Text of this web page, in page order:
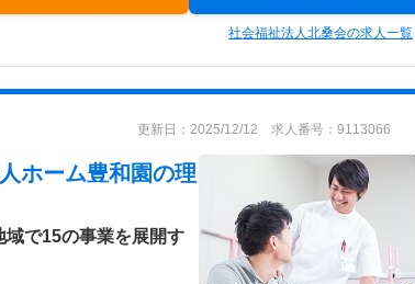
社会福祉法人北桑会の求人一覧
更新日：2025/12/12 求人番号：9113066
ホーム豊和園の理
で15の事業を展開す